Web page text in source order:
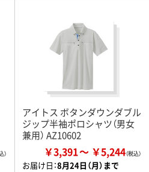
アイトス ボタンダウンダブル
ジップ半袖ポロシャツ（男女
兼用） AZ10602
￥3,391 ￥5,244
お届け日：8月24日（月）まで